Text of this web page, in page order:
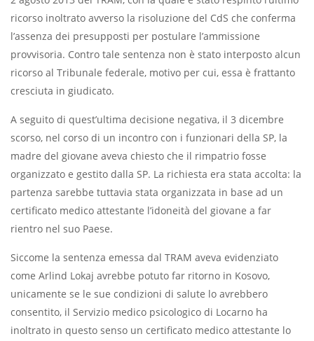
ricorso inoltrato avverso la risoluzione del CdS che conferma
l’assenza dei presupposti per postulare l’ammissione
provvisoria. Contro tale sentenza non è stato interposto alcun
ricorso al Tribunale federale, motivo per cui, essa è frattanto
cresciuta in giudicato.
A seguito di quest’ultima decisione negativa, il 3 dicembre
scorso, nel corso di un incontro con i funzionari della SP, la
madre del giovane aveva chiesto che il rimpatrio fosse
organizzato e gestito dalla SP. La richiesta era stata accolta: la
partenza sarebbe tuttavia stata organizzata in base ad un
certificato medico attestante l’idoneità del giovane a far
rientro nel suo Paese.
Siccome la sentenza emessa dal TRAM aveva evidenziato
come Arlind Lokaj avrebbe potuto far ritorno in Kosovo,
unicamente se le sue condizioni di salute lo avrebbero
consentito, il Servizio medico psicologico di Locarno ha
inoltrato in questo senso un certificato medico attestante lo